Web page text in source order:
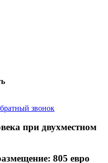
звонок
при двухместном
805 евро